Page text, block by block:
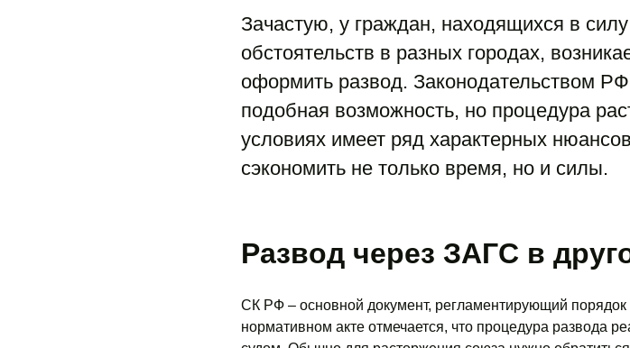
Зачастую, у граждан, находящихся в
обстоятельств в разных городах,
оформить развод. Законодательством
подобная возможность, но процедура
условиях имеет ряд характерных
сэкономить не только время, но и силы.
Развод через ЗАГС в
СК РФ ‒ основной документ, регламентирующий
нормативном акте отмечается, что процедура развода